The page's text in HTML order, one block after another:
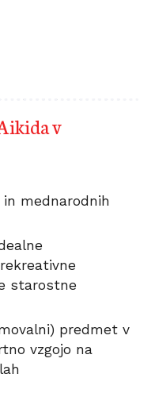
v
in mednarodnih
starostne
predmet v
vzgojo na